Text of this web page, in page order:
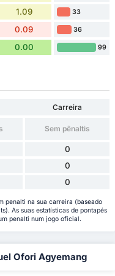
1.09 33
0.09 36
0.00 99
Carreira
Sem pênaltis
0
0
0
penalti na sua carreira (baseado
As suas estatísticas de pontapés
penalti num jogo oficial.
Ofori Agyemang